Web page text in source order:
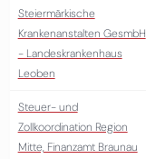
Steiermärkische
Krankenanstalten GesmbH
- Landeskrankenhaus
Leoben
Steuer- und
Zollkoordination Region
Mitte, Finanzamt Braunau